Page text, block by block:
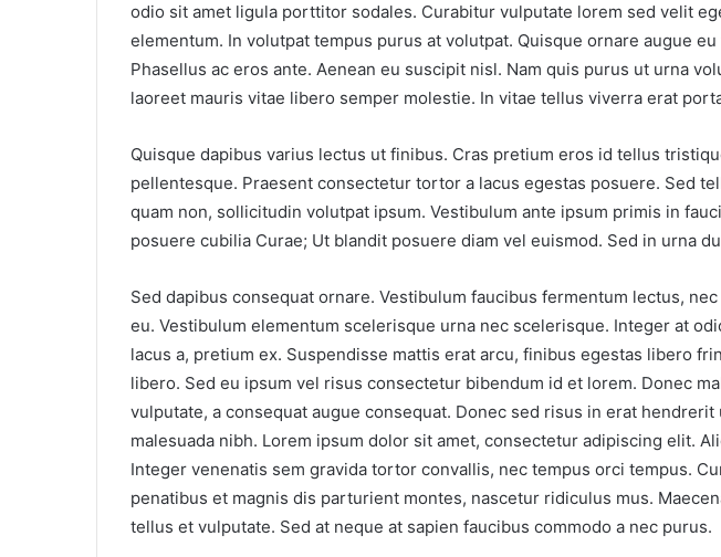
odio sit amet ligula porttitor sodales. Curabitur vulputate lorem sed velit
elementum. In volutpat tempus purus at volutpat. Quisque ornare augue
Phasellus ac eros ante. Aenean eu suscipit nisl. Nam quis purus ut urna
laoreet mauris vitae libero semper molestie. In vitae tellus viverra erat
Quisque dapibus varius lectus ut finibus. Cras pretium eros id tellus
pellentesque. Praesent consectetur tortor a lacus egestas posuere. Sed
quam non, sollicitudin volutpat ipsum. Vestibulum ante ipsum primis in
posuere cubilia Curae; Ut blandit posuere diam vel euismod. Sed in urna
Sed dapibus consequat ornare. Vestibulum faucibus fermentum lectus,
eu. Vestibulum elementum scelerisque urna nec scelerisque. Integer at
lacus a, pretium ex. Suspendisse mattis erat arcu, finibus egestas libero
libero. Sed eu ipsum vel risus consectetur bibendum id et lorem. Donec
vulputate, a consequat augue consequat. Donec sed risus in erat
malesuada nibh. Lorem ipsum dolor sit amet, consectetur adipiscing elit.
Integer venenatis sem gravida tortor convallis, nec tempus orci tempus.
penatibus et magnis dis parturient montes, nascetur ridiculus mus.
tellus et vulputate. Sed at neque at sapien faucibus commodo a nec purus.